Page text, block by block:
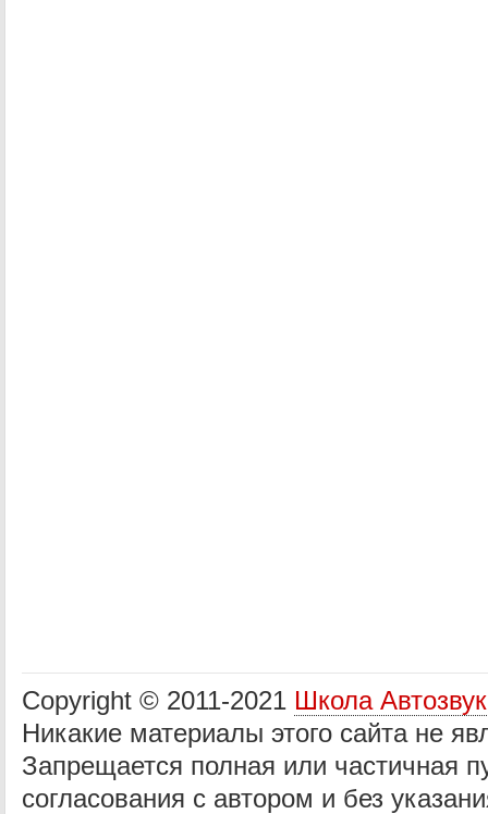
Copyright © 2011-2021 Школа
Никакие материалы этого сайта не
Запрещается полная или частичная
согласования с автором и без